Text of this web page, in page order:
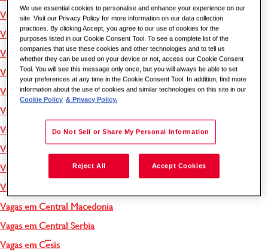
Vagas em Bucaramanga
Vagas em Burnley
Vagas em Cajamar
Vagas em Calama
Vagas em Califórnia
Vagas em Cambridge
Vagas em Campinas
Vagas em Cardiff
Vagas em Cartagena das Índias
Vagas em Central Greece
Vagas em Central Macedonia
Vagas em Central Serbia
Vagas em Cēsis
We use essential cookies to personalise and enhance your experience on our
site. Visit our Privacy Policy for more information on our data collection
practices. By clicking Accept, you agree to our use of cookies for the
purposes listed in our Cookie Consent Tool. To see a complete list of the
companies that use these cookies and other technologies and to tell us
whether they can be used on your device or not, access our Cookie Consent
Tool. You will see this message only once, but you will always be able to set
your preferences at any time in the Cookie Consent Tool. In addition, find more
information about the use of cookies and similar technologies on this site in our
Cookie Policy & Privacy Policy.
Do Not Sell or Share My Personal Information
Reject All Accept Cookies